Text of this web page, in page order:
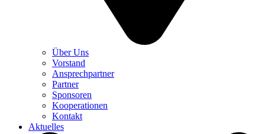
Über Uns
Vorstand
Ansprechpartner
Partner
Sponsoren
Kooperationen
Kontakt
Aktuelles